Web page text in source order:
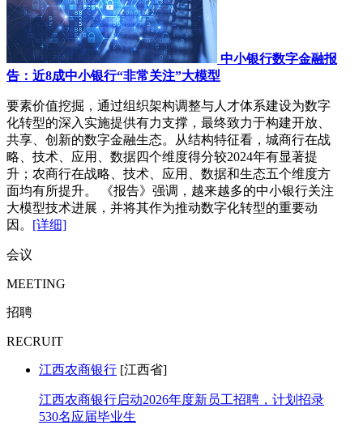
中小银行数字金融报
告：近8成中小银行“非常关注”大模型
要素价值挖掘，通过组织架构调整与人才体系建设为数字
化转型的深入实施提供有力支撑，最终致力于构建开放、
共享、创新的数字金融生态。从结构特征看，城商行在战
略、技术、应用、数据四个维度得分较2024年有显著提
升；农商行在战略、技术、应用、数据和生态五个维度方
面均有所提升。 《报告》强调，越来越多的中小银行关注
大模型技术进展，并将其作为推动数字化转型的重要动
因。 [详细]
会议
MEETING
招聘
RECRUIT
江西农商银行 [江西省]
江西农商银行启动2026年度新员工招聘，计划招录
530名应届毕业生